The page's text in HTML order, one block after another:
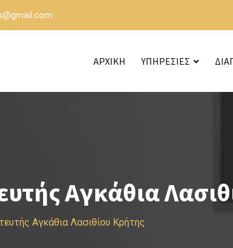
ΑΡΧΙΚΗ ΥΠΗΡΕΣΙΕΣ
Αγκάθια
Αγκάθια Λασιθίου Κρήτης